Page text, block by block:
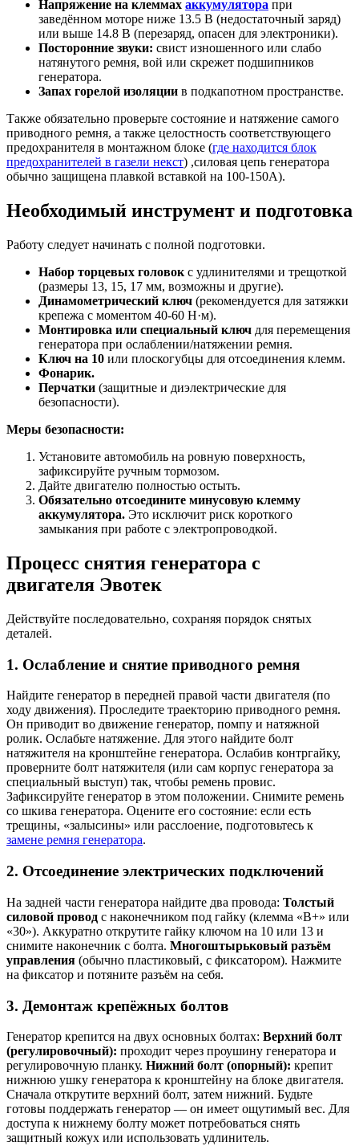
Напряжение на клеммах аккумулятора при
заведённом моторе ниже 13.5 В (недостаточный заряд)
или выше 14.8 В (перезаряд, опасен для электроники).
Посторонние звуки: свист изношенного или слабо
натянутого ремня, вой или скрежет подшипников
генератора.
Запах горелой изоляции в подкапотном пространстве.
Также обязательно проверьте состояние и натяжение самого
приводного ремня, а также целостность соответствующего
предохранителя в монтажном блоке (где находится блок
предохранителей в газели некст) ,силовая цепь генератора
обычно защищена плавкой вставкой на 100-150А).
Необходимый инструмент и подготовка
Работу следует начинать с полной подготовки.
Набор торцевых головок с удлинителями и трещоткой
(размеры 13, 15, 17 мм, возможны и другие).
Динамометрический ключ (рекомендуется для затяжки
крепежа с моментом 40-60 Н·м).
Монтировка или специальный ключ для перемещения
генератора при ослаблении/натяжении ремня.
Ключ на 10 или плоскогубцы для отсоединения клемм.
Фонарик.
Перчатки (защитные и диэлектрические для
безопасности).
Меры безопасности:
Установите автомобиль на ровную поверхность,
зафиксируйте ручным тормозом.
Дайте двигателю полностью остыть.
Обязательно отсоедините минусовую клемму
аккумулятора. Это исключит риск короткого
замыкания при работе с электропроводкой.
Процесс снятия генератора с
двигателя Эвотек
Действуйте последовательно, сохраняя порядок снятых
деталей.
1. Ослабление и снятие приводного ремня
Найдите генератор в передней правой части двигателя (по
ходу движения). Проследите траекторию приводного ремня.
Он приводит во движение генератор, помпу и натяжной
ролик. Ослабьте натяжение. Для этого найдите болт
натяжителя на кронштейне генератора. Ослабив контргайку,
проверните болт натяжителя (или сам корпус генератора за
специальный выступ) так, чтобы ремень провис.
Зафиксируйте генератор в этом положении. Снимите ремень
со шкива генератора. Оцените его состояние: если есть
трещины, «залысины» или расслоение, подготовьтесь к
замене ремня генератора.
2. Отсоединение электрических подключений
На задней части генератора найдите два провода: Толстый
силовой провод с наконечником под гайку (клемма «B+» или
«30»). Аккуратно открутите гайку ключом на 10 или 13 и
снимите наконечник с болта. Многоштырьковый разъём
управления (обычно пластиковый, с фиксатором). Нажмите
на фиксатор и потяните разъём на себя.
3. Демонтаж крепёжных болтов
Генератор крепится на двух основных болтах: Верхний болт
(регулировочный): проходит через проушину генератора и
регулировочную планку. Нижний болт (опорный): крепит
нижнюю ушку генератора к кронштейну на блоке двигателя.
Сначала открутите верхний болт, затем нижний. Будьте
готовы поддержать генератор — он имеет ощутимый вес. Для
доступа к нижнему болту может потребоваться снять
защитный кожух или использовать удлинитель.